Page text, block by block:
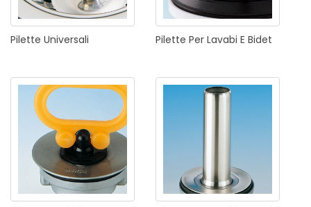
Pilette Universali Pilette Per Lavabi E Bidet